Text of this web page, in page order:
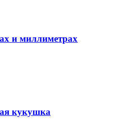
и миллиметрах
кукушка